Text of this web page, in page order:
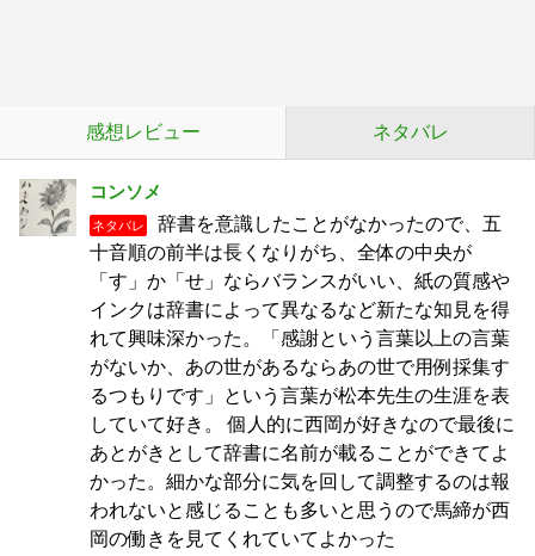
感想レビュー ネタバレ
コンソメ
ネタバレ
辞書を意識したことがなかったので、五
十音順の前半は長くなりがち、全体の中央が
「す」か「せ」ならバランスがいい、紙の質感や
インクは辞書によって異なるなど新たな知見を得
れて興味深かった。「感謝という言葉以上の言葉
がないか、あの世があるならあの世で用例採集す
るつもりです」という言葉が松本先生の生涯を表
していて好き。 個人的に西岡が好きなので最後に
あとがきとして辞書に名前が載ることができてよ
かった。細かな部分に気を回して調整するのは報
われないと感じることも多いと思うので馬締が西
岡の働きを見てくれていてよかった